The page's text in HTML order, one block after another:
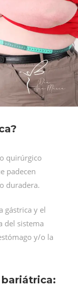
quirúrgico
padecen
duradera.
gástrica y el
del sistema
y/o la